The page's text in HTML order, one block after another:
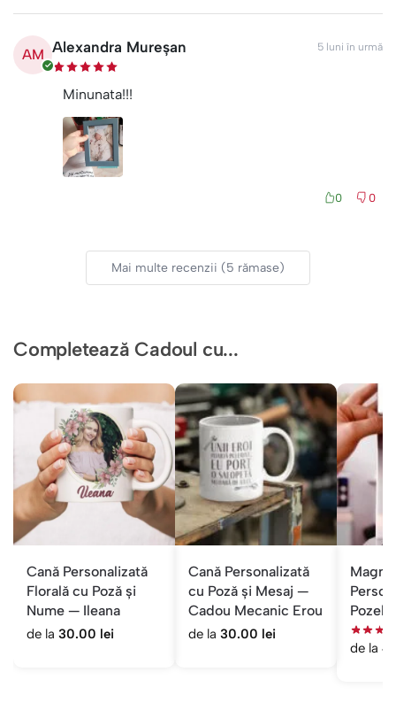
AM Alexandra Mureșan 5 luni în urmă
Minunata!!!
0 0
Mai multe recenzii (5 rămase)
Completează Cadoul cu...
Cană Personalizată
Florală cu Poză și
Nume — Ileana
de la 30.00 lei
Cană Personalizată
cu Poză și Mesaj —
Cadou Mecanic Erou
de la 30.00 lei
Pozele
de la